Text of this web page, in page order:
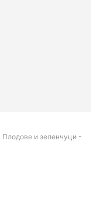
Плодове и зеленчуци -